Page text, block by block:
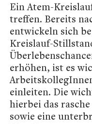
Ein Atem-
treffen. Bereits
entwickeln sich
Kreislauf-
erhöhen, ist es
einleiten. Die
hierbei das
sowie eine